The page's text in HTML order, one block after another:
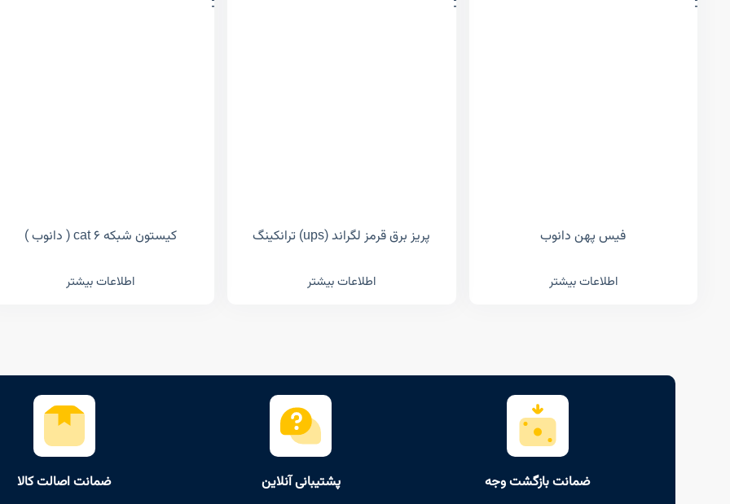
فیس پهن دانوب
اطلاعات بیشتر
پریز برق قرمز لگراند (ups) ترانکینگ
اطلاعات بیشتر
کیستون شبکه cat 6 ( دانوب )
اطلاعات بیشتر
ضمانت بازگشت وجه پشتیبانی آنلاین ضمانت اصالت کالا